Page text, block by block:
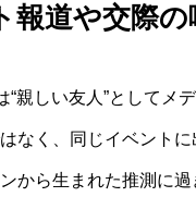
報道や交際の
“親しい友人”として
なく、同じイベント
から生まれた推測に